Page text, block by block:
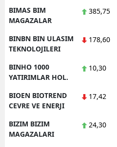
BIMAS BIM
MAGAZALAR
385,75
BINBN BIN ULASIM
TEKNOLOJILERI
178,60
BINHO 1000
YATIRIMLAR HOL.
10,30
BIOEN BIOTREND
CEVRE VE ENERJI
17,42
BIZIM BIZIM
MAGAZALARI
24,30